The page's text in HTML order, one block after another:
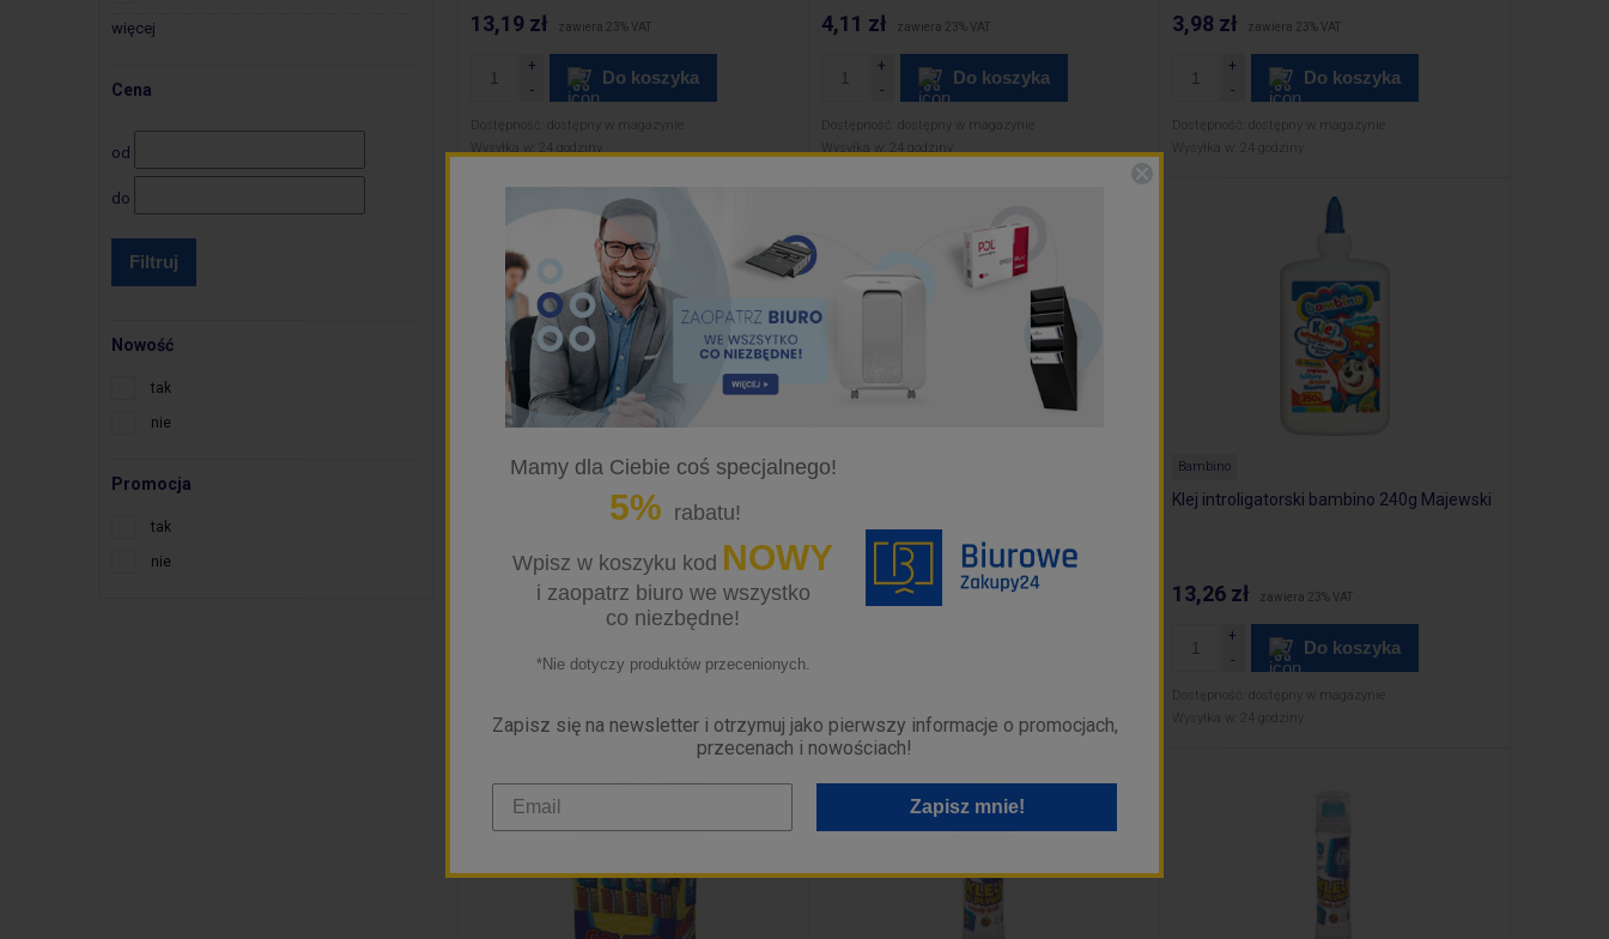
więcej
Cena
od
do
Filtruj
Nowość
tak
nie
Promocja
tak
nie
13,19 zł zawiera 23% VAT
Do koszyka
Dostępność:
dostępny w magazynie
Wysyłka w:
24 godziny
4,11 zł zawiera 23% VAT
Do koszyka
Dostępność:
dostępny w magazynie
Wysyłka w:
24 godziny
3,98 zł zawiera 23% VAT
Do koszyka
Dostępność:
dostępny w magazynie
Wysyłka w:
24 godziny
Klej Biały Do Papieru - Tuba 35ml Astra
zawiera 23% VAT
Wysyłka w: 24 godziny
Bambino
tubie 45 g
3,88 zł zawiera 23% VAT
Wysyłka w: 24 godziny
Bambino
Klej introligatorski bambino 240g Majewski
13,26 zł zawiera 23% VAT
Do koszyka
Dostępność:
dostępny w magazynie
Wysyłka w:
24 godziny
Mamy dla Ciebie coś specjalnego!
5% rabatu!
Wpisz w koszyku kod NOWY
i zaopatrz biuro we wszystko
co niezbędne!
*Nie dotyczy produktów przecenionych.
Zapisz się na newsletter i otrzymuj jako pierwszy informacje o promocjach,
przecenach i nowościach!
Zapisz mnie!